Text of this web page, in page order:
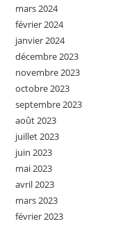
mars 2024
février 2024
janvier 2024
décembre 2023
novembre 2023
octobre 2023
septembre 2023
août 2023
juillet 2023
juin 2023
mai 2023
avril 2023
mars 2023
février 2023